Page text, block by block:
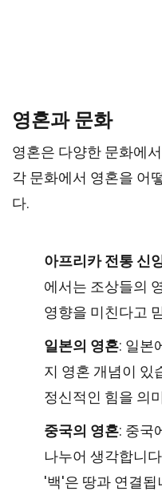
영혼과 문화
영혼은 다양한 문화에
각 문화에서 영혼을 어
다.
아프리카 전통 신
에서는 조상들의
영향을 미친다고
일본의 영혼: 일본
지 영혼 개념이 있
정신적인 힘을 의
중국의 영혼: 중국
나누어 생각합니
'백'은 땅과 연결됩